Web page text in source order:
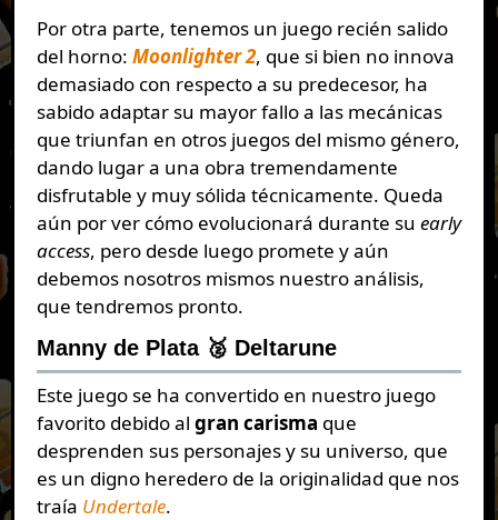
Por otra parte, tenemos un juego recién salido
del horno: Moonlighter 2, que si bien no innova
demasiado con respecto a su predecesor, ha
sabido adaptar su mayor fallo a las mecánicas
que triunfan en otros juegos del mismo género,
dando lugar a una obra tremendamente
disfrutable y muy sólida técnicamente. Queda
aún por ver cómo evolucionará durante su early
access, pero desde luego promete y aún
debemos nosotros mismos nuestro análisis,
que tendremos pronto.
Manny de Plata 🥈 Deltarune
Este juego se ha convertido en nuestro juego
favorito debido al gran carisma que
desprenden sus personajes y su universo, que
es un digno heredero de la originalidad que nos
traía Undertale.